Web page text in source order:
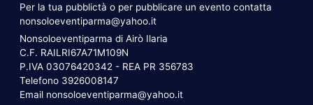
Per la tua pubblictà o per pubblicare un evento contatta
nonsoloeventiparma@yahoo.it
Nonsoloeventiparma di Airò Ilaria
C.F. RAILRI67A71M109N
P.IVA 03076420342 - REA PR 356783
Telefono 3926008147
Email nonsoloeventiparma@yahoo.it